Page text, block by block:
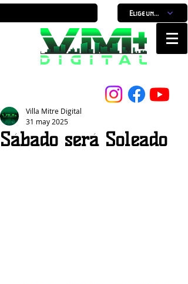
Elige un horario
Sábado será Soleado
Villa Mitre Digital
31 may 2025